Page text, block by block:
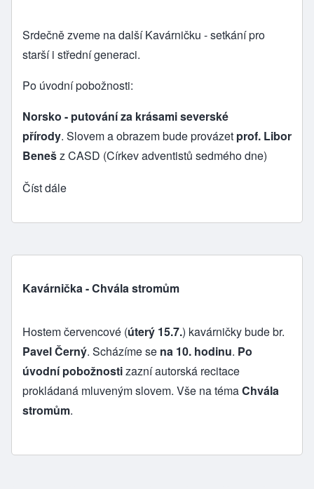
Srdečně zveme na další Kavárničku - setkání pro
starší i střední generaci.
Po úvodní pobožnosti:
Norsko - putování za krásami severské
přírody. Slovem a obrazem bude provázet prof. Libor
Benešz CASD (Církev adventistů sedmého dne)
Číst dále
Kavárnička - Chvála stromům
Hostem červencové (úterý 15.7.) kavárničky bude br.
Pavel Černý. Scházíme se na 10. hodinu. Po
úvodní pobožnostizazní autorská recitace
prokládaná mluveným slovem. Vše na témaChvála
stromům.